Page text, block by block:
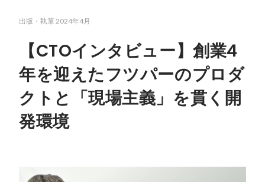
出版・執筆2024年4月
【CTOインタビュー】創業4
年を迎えたフツパーのプロダ
クトと「現場主義」を貫く開
発環境